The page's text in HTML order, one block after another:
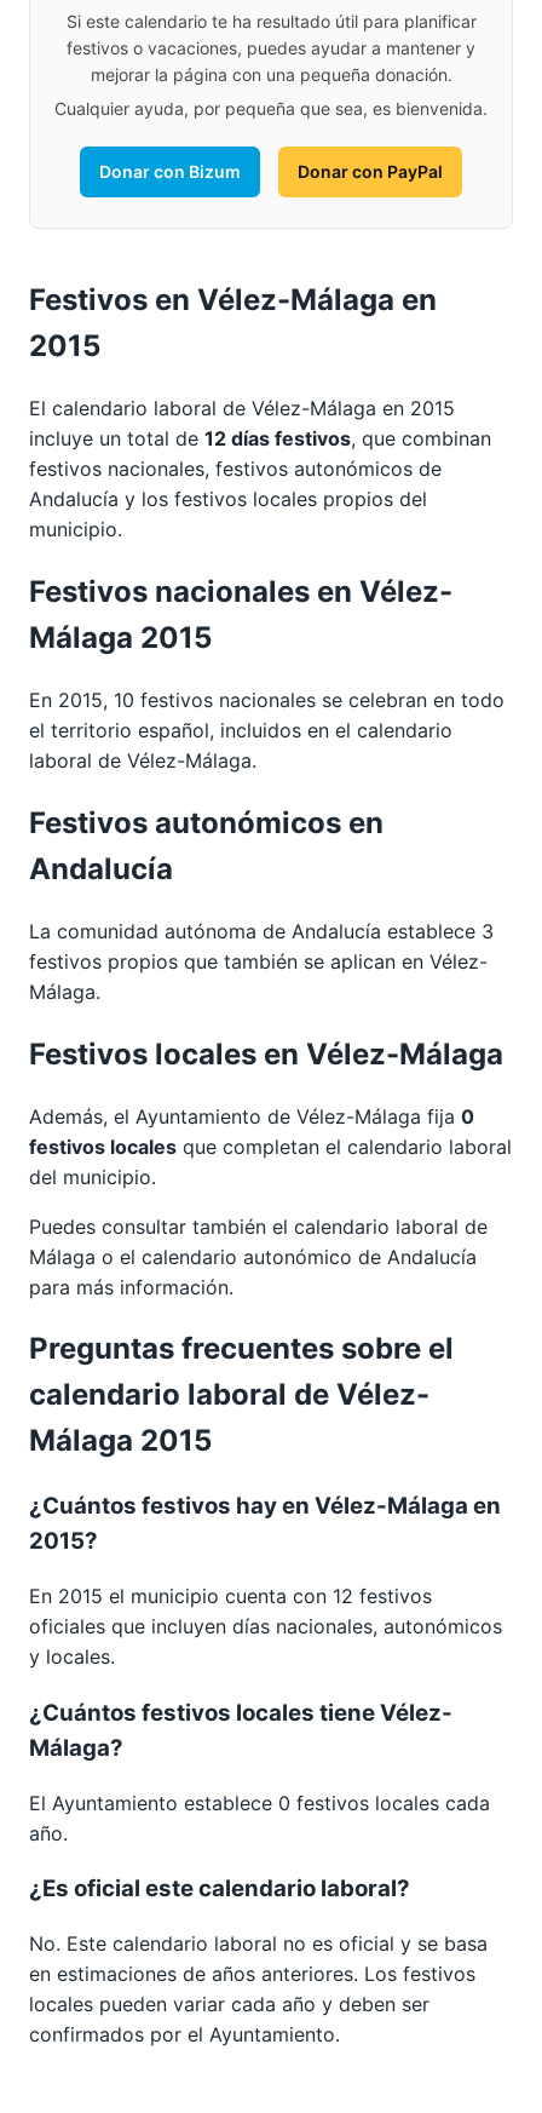
Si este calendario te ha resultado útil para planificar
festivos o vacaciones, puedes ayudar a mantener y
mejorar la página con una pequeña donación.
Cualquier ayuda, por pequeña que sea, es bienvenida.
Donar con Bizum Donar con PayPal
Festivos en Vélez-Málaga en
2015
El calendario laboral de Vélez-Málaga en 2015
incluye un total de 12 días festivos, que combinan
festivos nacionales, festivos autonómicos de
Andalucía y los festivos locales propios del
municipio.
Festivos nacionales en Vélez-
Málaga 2015
En 2015, 10 festivos nacionales se celebran en todo
el territorio español, incluidos en el calendario
laboral de Vélez-Málaga.
Festivos autonómicos en
Andalucía
La comunidad autónoma de Andalucía establece 3
festivos propios que también se aplican en Vélez-
Málaga.
Festivos locales en Vélez-Málaga
Además, el Ayuntamiento de Vélez-Málaga fija 0
festivos locales que completan el calendario laboral
del municipio.
Puedes consultar también el calendario laboral de
Málaga o el calendario autonómico de Andalucía
para más información.
Preguntas frecuentes sobre el
calendario laboral de Vélez-
Málaga 2015
¿Cuántos festivos hay en Vélez-Málaga en
2015?
En 2015 el municipio cuenta con 12 festivos
oficiales que incluyen días nacionales, autonómicos
y locales.
¿Cuántos festivos locales tiene Vélez-
Málaga?
El Ayuntamiento establece 0 festivos locales cada
año.
¿Es oficial este calendario laboral?
No. Este calendario laboral no es oficial y se basa
en estimaciones de años anteriores. Los festivos
locales pueden variar cada año y deben ser
confirmados por el Ayuntamiento.